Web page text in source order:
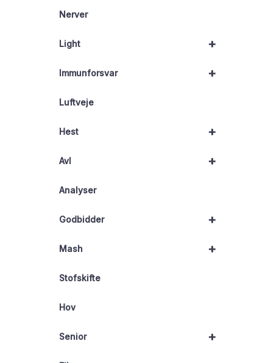
Nerver
+
Light
+
Immunforsvar
Luftveje
+
Hest
+
Avl
Analyser
+
Godbidder
+
Mash
Stofskifte
Hov
+
Senior